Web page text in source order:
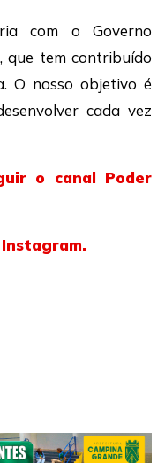
com o Governo
que tem contribuído
O nosso objetivo é
cada vez
o canal Poder